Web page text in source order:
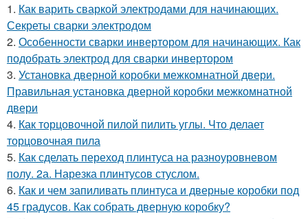
1. Как варить сваркой электродами для начинающих.
Секреты сварки электродом
2. Особенности сварки инвертором для начинающих. Как
подобрать электрод для сварки инвертором
3. Установка дверной коробки межкомнатной двери.
Правильная установка дверной коробки межкомнатной
двери
4. Как торцовочной пилой пилить углы. Что делает
торцовочная пила
5. Как сделать переход плинтуса на разноуровневом
полу. 2а. Нарезка плинтусов стуслом.
6. Как и чем запиливать плинтуса и дверные коробки под
45 градусов. Как собрать дверную коробку?